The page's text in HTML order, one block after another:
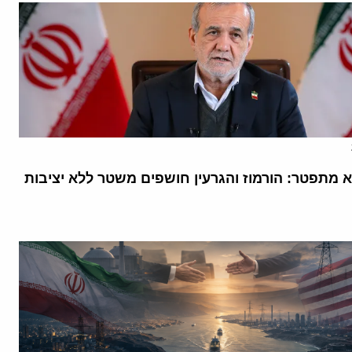
מתפטר: הורמוז והגרעין חושפים משטר ללא יציבות